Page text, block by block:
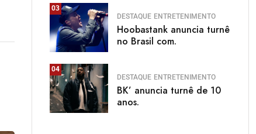
03
DESTAQUE ENTRETENIMENTO
Hoobastank anuncia turnê
no Brasil com.
04
DESTAQUE ENTRETENIMENTO
BK’ anuncia turnê de 10
anos.